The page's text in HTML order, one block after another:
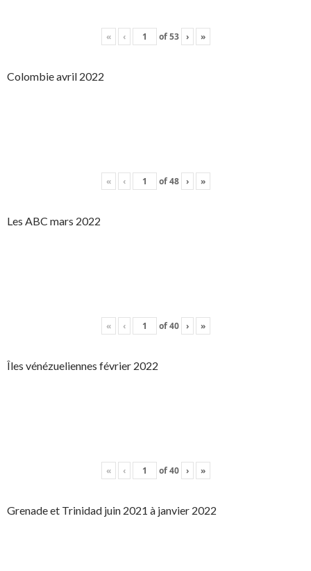
« ‹ of53 › »
Colombie avril 2022
« ‹ of48 › »
Les ABC mars 2022
« ‹ of40 › »
Îles vénézueliennes février 2022
« ‹ of40 › »
Grenade et Trinidad juin 2021 à janvier 2022